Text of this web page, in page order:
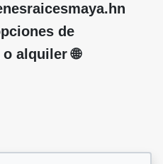
de
alquiler 🌐